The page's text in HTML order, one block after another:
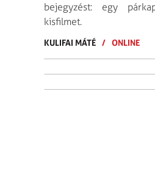
bejegyzést: egy
kisfilmet.
KULIFAI MÁTÉ / ONLINE